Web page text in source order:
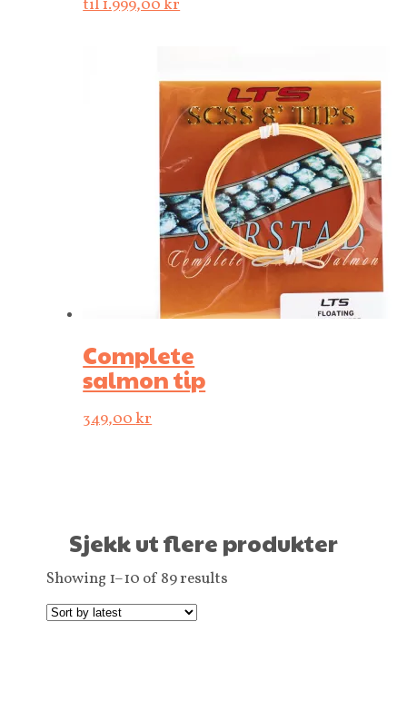
til 1.999,00 kr
Complete
salmon tip
349,00kr
Sjekk ut flere produkter
Showing 1–10 of 89 results